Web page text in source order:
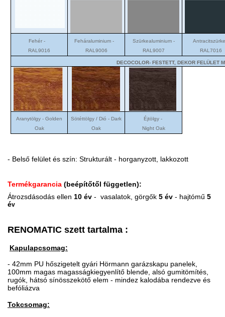
Fehér -
RAL9016
Feháraluminium -
RAL9006
Szürkealuminium -
RAL9007
RAL7016
DECOCOLOR- FESTETT, DEKOR FELÜLET
Aranytölgy - Golden
Oak
Sötéttölgy / Dió - Dark
Oak
Éjtölgy -
Night Oak
- Belső felület és szín: Strukturált - horganyzott, lakkozott
Termékgarancia (beépítőtől független):
Átrozsdásodás ellen 10 év - vasalatok, görgők 5 év - hajtómű 5
év
RENOMATIC szett tartalma :
Kapulapcsomag:
- 42mm PU hőszigetelt gyári Hörmann garázskapu panelek,
100mm magas magasságkiegyenlítő blende, alsó gumitömítés,
rugók, hátsó sínösszekötő elem - mindez kalodába rendezve és
befóliázva
Tokcsomag: